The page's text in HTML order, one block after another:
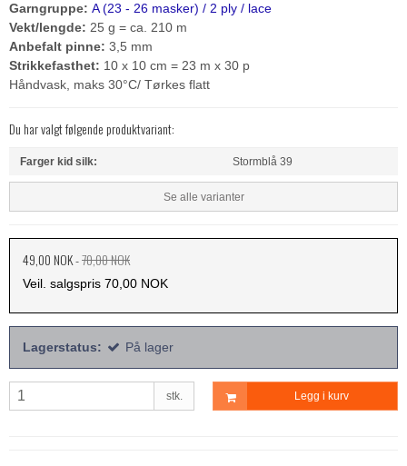
Garngruppe: A (23 - 26 masker) / 2 ply / lace
Vekt/lengde: 25 g = ca. 210 m
Anbefalt pinne: 3,5 mm
Strikkefasthet: 10 x 10 cm = 23 m x 30 p
Håndvask, maks 30°C/ Tørkes flatt
Du har valgt følgende produktvariant:
Farger kid silk: Stormblå 39
Se alle varianter
49,00 NOK-70,00 NOK
Veil. salgspris 70,00 NOK
Lagerstatus: På lager
stk. Legg i kurv